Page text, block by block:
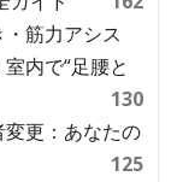
・筋力アシス
内で“足腰と
130
更：あなたの
125